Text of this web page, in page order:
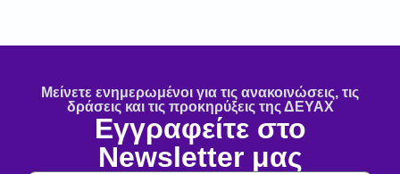
Μείνετε ενημερωμένοι για τις ανακοινώσεις, τις
δράσεις και τις προκηρύξεις της ΔΕΥΑΧ
Εγγραφείτε στο
Newsletter μας